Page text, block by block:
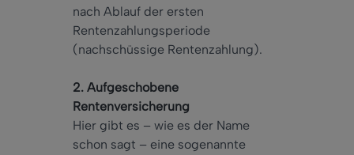
nach Ablauf der ersten
Rentenzahlungsperiode
(nachschüssige Rentenzahlung).
2. Aufgeschobene
Rentenversicherung
Hier gibt es – wie es der Name
schon sagt – eine sogenannte